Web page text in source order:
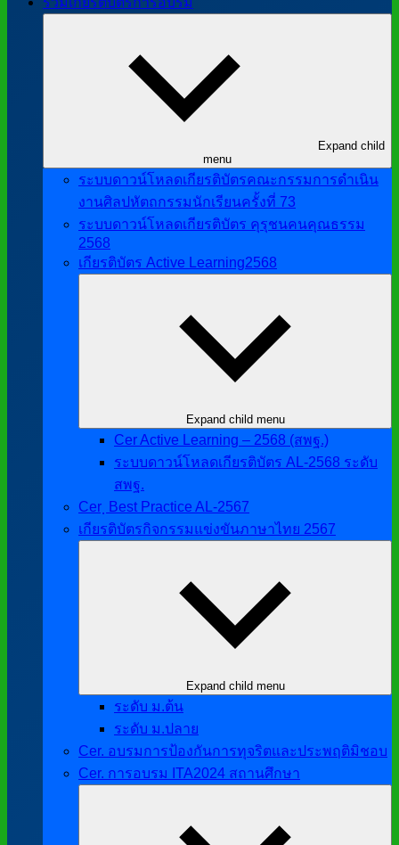
Expand child
menu
ระบบดาวน์โหลดเกียรติบัตรคณะกรรมการดำเนิน
งานศิลปหัตถกรรมนักเรียนครั้งที่ 73
ระบบดาวน์โหลดเกียรติบัตร คุรุชนคนคุณธรรม
2568
เกียรติบัตร Active Learning2568
Expand child menu
Cer Active Learning – 2568 (สพฐ.)
ระบบดาวน์โหลดเกียรติบัตร AL-2568 ระดับ
สพฐ.
Cer ฺ Best Practice AL-2567
เกียรติบัตรกิจกรรมแข่งขันภาษาไทย 2567
Expand child menu
ระดับ ม.ต้น
ระดับ ม.ปลาย
Cer. อบรมการป้องกันการทุจริตและประพฤติมิชอบ
Cer. การอบรม ITA2024 สถานศึกษา